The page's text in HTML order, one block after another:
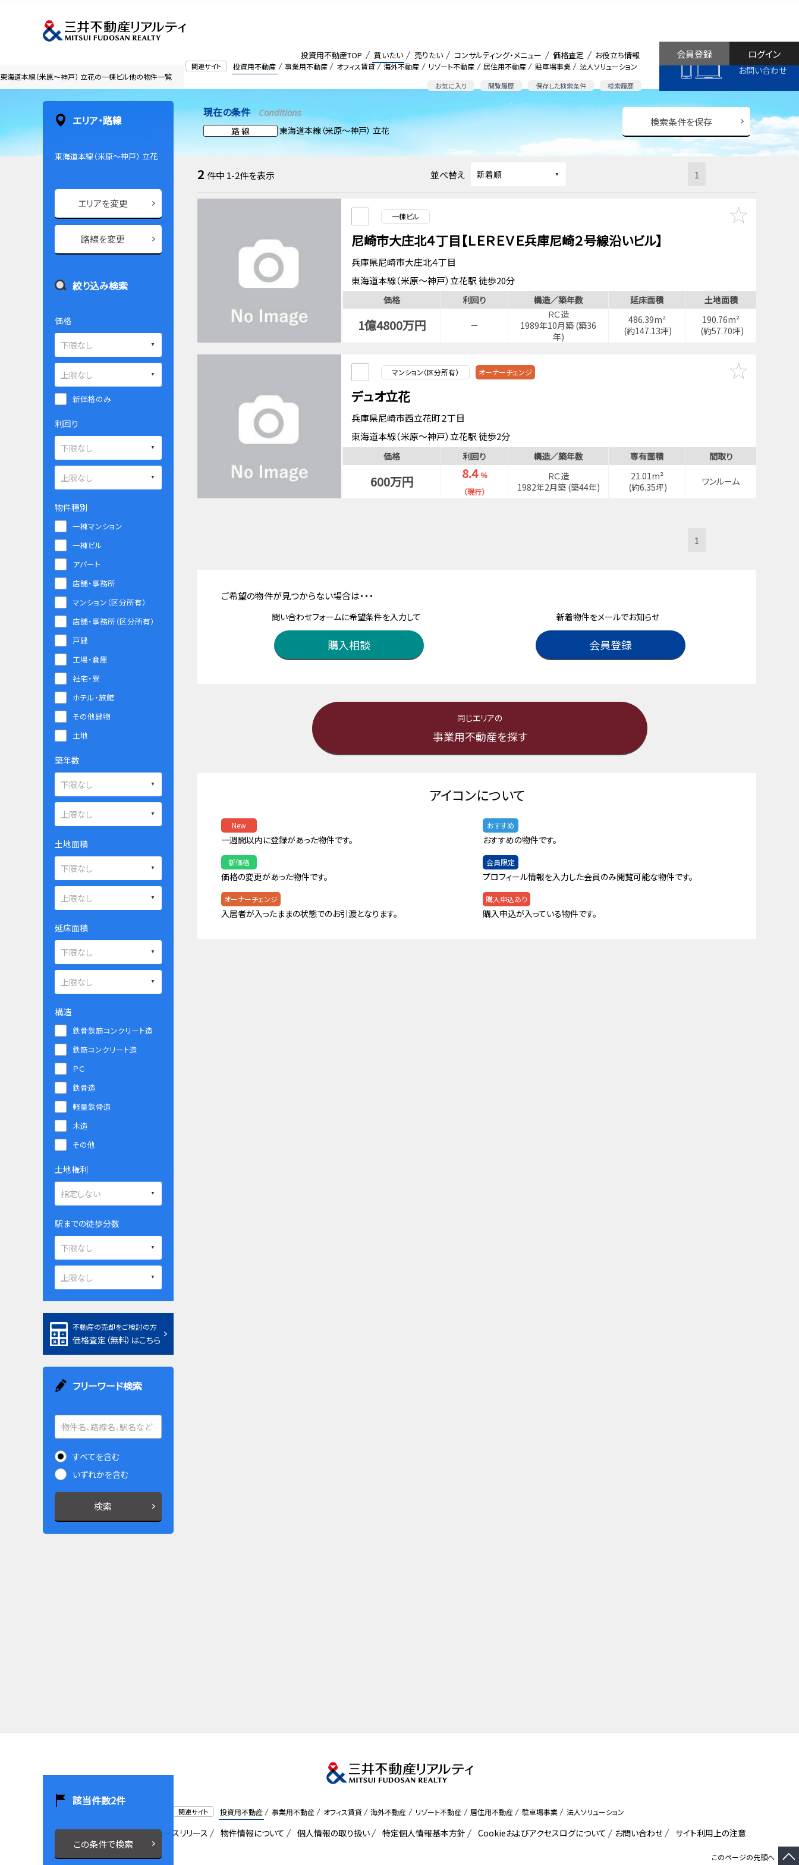
関連サイト 投資用不動産 事業用不動産 オフィス賃貸 海外不動産 リゾート不動産 居住用不動産 駐車場事業 法人ソリューション
お気に入り 閲覧履歴 保存した検索条件 検索履歴
投資用不動産TOP 買いたい 売りたい コンサルティング・メニュー 価格査定 お役立ち情報
お問い合わせ
ログイン
会員登録
東海道本線（米原～神戸） 立花の一棟ビル他の物件一覧
現在の条件 Conditions
路 線
東海道本線（米原～神戸） 立花
検索条件を保存
2 件中 1-2件を表示 並べ替え 1
一棟ビル
尼崎市大庄北４丁目【ＬＥＲＥＶＥ兵庫尼崎２号線沿いビル】
兵庫県尼崎市大庄北４丁目
東海道本線（米原～神戸）立花駅 徒歩20分
阪神本線尼崎センタープール前駅 徒歩20分
価格 利回り 構造／築年数 延床面積 土地面積
1億4800万円 －
ＲＣ造
1989年10月築 (築36
年)
486.39m²
(約147.13坪)
190.76m²
(約57.70坪)
マンション（区分所有） オーナーチェンジ
デュオ立花
兵庫県尼崎市西立花町２丁目
東海道本線（米原～神戸）立花駅 徒歩2分
価格 利回り 構造／築年数 専有面積 間取り
600万円 8.4 ％
（現行）
ＲＣ造
1982年2月築 (築44年)
21.01m²
(約6.35坪)
ワンルーム
1
ご希望の物件が見つからない場合は・・・
問い合わせフォームに希望条件を入力して
購入相談
新着物件をメールでお知らせ
会員登録
同じエリアの
事業用不動産を探す
アイコンについて
New
一週間以内に登録があった物件です。
おすすめ
おすすめの物件です。
新価格
価格の変更があった物件です。
会員限定
プロフィール情報を入力した会員のみ閲覧可能な物件です。
オーナーチェンジ
入居者が入ったままの状態でのお引渡となります。
購入申込あり
購入申込が入っている物件です。
エリア・路線
東海道本線（米原～神戸） 立花
エリアを変更
路線を変更
絞り込み検索
価格
新価格のみ
利回り
物件種別
一棟マンション
一棟ビル
アパート
店舗・事務所
マンション（区分所有）
店舗・事務所（区分所有）
戸建
工場・倉庫
社宅・寮
ホテル・旅館
その他建物
土地
築年数
土地面積
延床面積
構造
鉄骨鉄筋コンクリート造
鉄筋コンクリート造
ＰＣ
鉄骨造
軽量鉄骨造
木造
その他
土地権利
駅までの徒歩分数
該当件数2件
この条件で検索
不動産の売却をご検討の方
価格査定（無料）はこちら
フリーワード検索
すべてを含む
いずれかを含む
検索
このページの先頭へ
関連サイト 投資用不動産 事業用不動産 オフィス賃貸 海外不動産 リゾート不動産 居住用不動産 駐車場事業 法人ソリューション
会社概要 採用情報 ニュースリリース 物件情報について 個人情報の取り扱い 特定個人情報基本方針 Cookieおよびアクセスログについて お問い合わせ サイト利用上の注意